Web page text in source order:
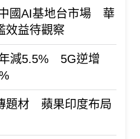
國AI基地台市場 華
效益待觀察
減5.5% 5G逆增
題材 蘋果印度布局